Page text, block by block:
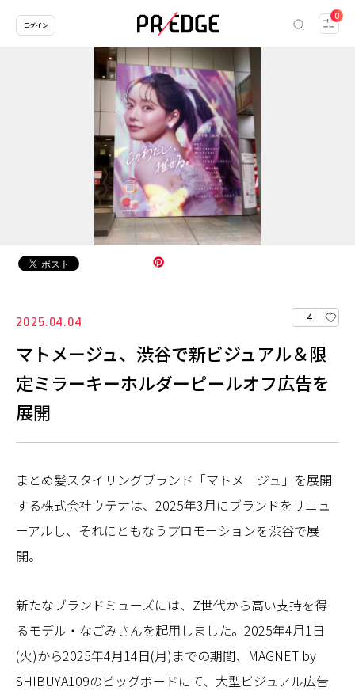
0
ログイン
2025.04.04 4
マトメージュ、渋谷で新ビジュアル＆限
定ミラーキーホルダーピールオフ広告を
展開
まとめ髪スタイリングブランド「マトメージュ」を展開
する株式会社ウテナは、2025年3月にブランドをリニュ
ーアルし、それにともなうプロモーションを渋谷で展
開。
新たなブランドミューズには、Z世代から高い支持を得
るモデル・なごみさんを起用しました。2025年4月1日
(火)から2025年4月14日(月)までの期間、MAGNET by
SHIBUYA109のビッグボードにて、大型ビジュアル広告